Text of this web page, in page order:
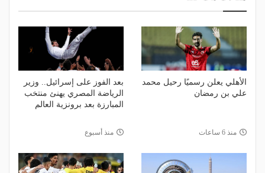
الأهلي يعلن رسميًا رحيل محمد
علي بن رمضان
منذ 6 ساعات
بعد الفوز على إسرائيل.. وزير
الرياضة المصري يهنئ منتخب
المبارزة بعد برونزية العالم
منذ أسبوع